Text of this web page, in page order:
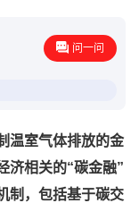
问一问
温室气体排放的金
济相关的“碳金融”
制，包括基于碳交